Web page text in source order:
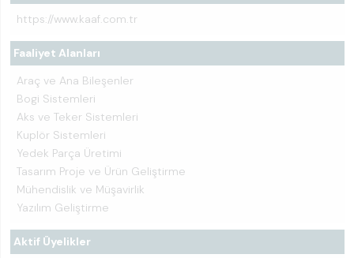
https://www.kaaf.com.tr
Faaliyet Alanları
Araç ve Ana Bileşenler
Bogi Sistemleri
Aks ve Teker Sistemleri
Kuplör Sistemleri
Yedek Parça Üretimi
Tasarım Proje ve Ürün Geliştirme
Mühendislik ve Müşavirlik
Yazılım Geliştirme
Aktif Üyelikler